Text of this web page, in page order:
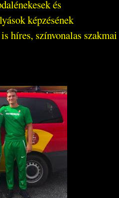
és
képzésének
híres, színvonalas szakmai